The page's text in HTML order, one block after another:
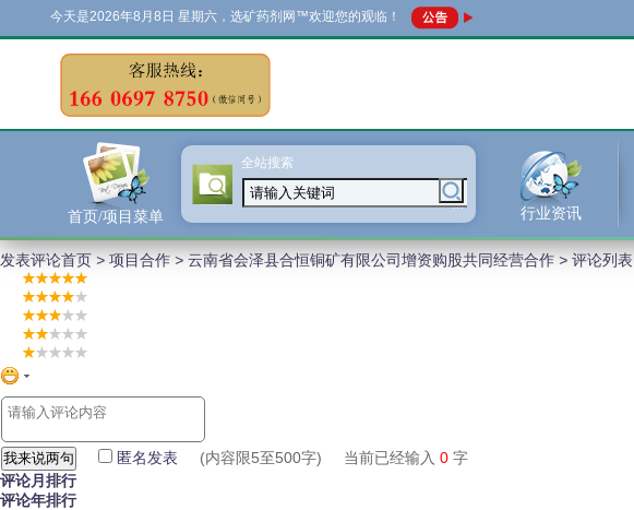
今天是2026年8月8日 星期六，选矿药剂网™欢迎您的观临！
首页/项目菜单
全站搜索
...
行业资讯
发表评论首页 > 项目合作 > 云南省会泽县合恒铜矿有限公司增资购股共同经营合作 > 评论列表
匿名发表 (内容限5至500字) 当前已经输入 0 字
评论月排行
评论年排行